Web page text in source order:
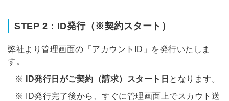
STEP 2：ID発行（※契約スタート）
弊社より管理画面の「アカウントID」を発行いたしま
す 。
※
ID発行日がご契約（請求）スタート日 となります 。
※ ID発行完了後から、すぐに管理画面上でスカウト送